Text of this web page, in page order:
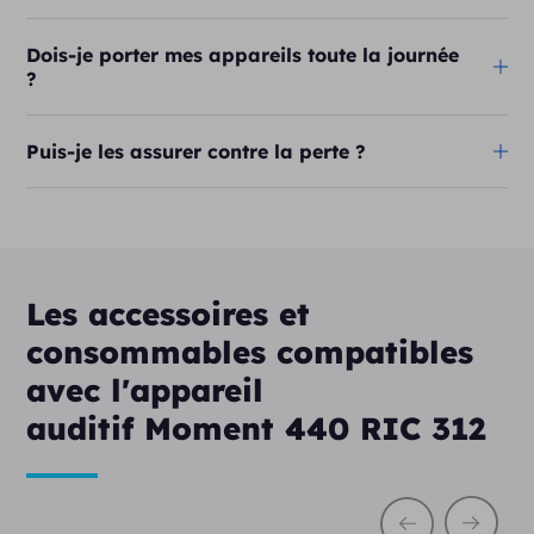
Dois-je porter mes appareils toute la journée
?
Puis-je les assurer contre la perte ?
Les accessoires et
consommables compatibles
avec l'appareil
auditif Moment 440 RIC 312